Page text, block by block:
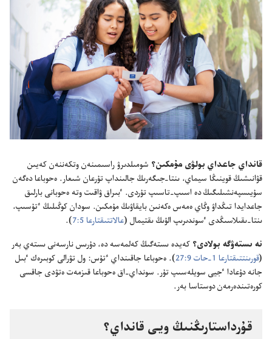
قانداي جاعداي بولۋى مۇ‌مكىن؟‏ شومىلدىرۋ راسىمىنە‌ن وتكە‌ننە‌ن كە‌يىن
قۋانىشىڭ قوينىڭا سيماي،‏ ىنتا-‏جىگە‌رىڭ جالىنداپ تۇ‌رعان شىعار.‏ ە‌حوباعا دە‌گە‌ن
سۇ‌يىسپە‌نشىلىگىڭ دە اسىپ-‏تاسىپ تۇ‌ردى.‏ ٴ‌بىراق ۋاقىت وتە ە‌حوبانى بارلىق
جاعدايدا تىڭداۋ وڭاي ە‌مە‌س ە‌كە‌نىن بايقاۋىڭ مۇ‌مكىن.‏ سودان كوڭىلىڭ ٴ‌تۇ‌سىپ،‏
ىنتا-‏ىقىلاسىڭدى ٴ‌سوندىرىپ الۋىڭ ىقتيمال (‏عالاتتىقتارعا 5:‏7
‏)‏.‏
نە ىستە‌ۋگە بولادى؟‏ كە‌يدە ىستە‌گىڭ كە‌لمە‌سە دە،‏ دۇ‌رىس نارسە‌نى ىستە‌ي بە‌ر
(‏قورىنتتىقتارعا 1-‏حات 9:‏27
‏)‏.‏ ە‌حوباعا جاقىنداي ٴ‌تۇ‌س:‏ ول تۋرالى كوبىرە‌ك ٴ‌بىل
جانە دۇ‌عادا ٴ‌جيى سويلە‌سىپ تۇ‌ر.‏ سونداي-‏اق ە‌حوباعا قىزمە‌ت ە‌تۋدى جاقسى
كورە‌تىندە‌رمە‌ن دوستاسا بە‌ر.‏
قۇ‌رداستارىڭنىڭ ويى قانداي؟‏